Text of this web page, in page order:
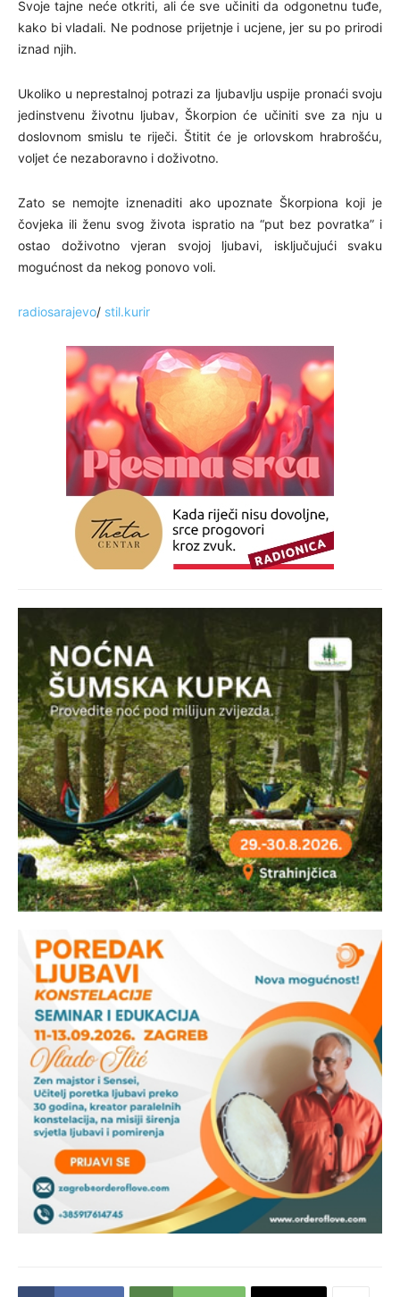
Svoje tajne neće otkriti, ali će sve učiniti da odgonetnu tuđe,
kako bi vladali. Ne podnose prijetnje i ucjene, jer su po prirodi
iznad njih.
Ukoliko u neprestalnoj potrazi za ljubavlju uspije pronaći svoju
jedinstvenu životnu ljubav, Škorpion će učiniti sve za nju u
doslovnom smislu te riječi. Štitit će je orlovskom hrabrošću,
voljet će nezaboravno i doživotno.
Zato se nemojte iznenaditi ako upoznate Škorpiona koji je
čovjeka ili ženu svog života ispratio na “put bez povratka” i
ostao doživotno vjeran svojoj ljubavi, isključujući svaku
mogućnost da nekog ponovo voli.
radiosarajevo/ stil.kurir